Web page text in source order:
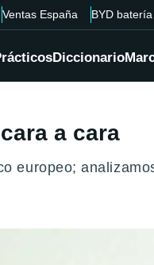
Ventas España BYD batería
Diccionario
a cara
europeo;